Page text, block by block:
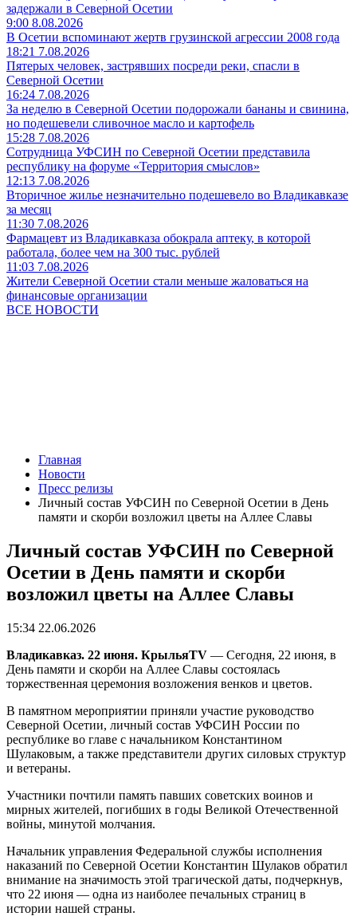
задержали в Северной Осетии
9:00 8.08.2026
В Осетии вспоминают жертв грузинской агрессии 2008 года
18:21 7.08.2026
Пятерых человек, застрявших посреди реки, спасли в
Северной Осетии
16:24 7.08.2026
За неделю в Северной Осетии подорожали бананы и свинина,
но подешевели сливочное масло и картофель
15:28 7.08.2026
Сотрудница УФСИН по Северной Осетии представила
республику на форуме «Территория смыслов»
12:13 7.08.2026
Вторичное жилье незначительно подешевело во Владикавказе
за месяц
11:30 7.08.2026
Фармацевт из Владикавказа обокрала аптеку, в которой
работала, более чем на 300 тыс. рублей
11:03 7.08.2026
Жители Северной Осетии стали меньше жаловаться на
финансовые организации
ВСЕ НОВОСТИ
Главная
Новости
Пресс релизы
Личный состав УФСИН по Северной Осетии в День
памяти и скорби возложил цветы на Аллее Славы
Личный состав УФСИН по Северной
Осетии в День памяти и скорби
возложил цветы на Аллее Славы
15:34 22.06.2026
Владикавказ. 22 июня. КрыльяTV — Сегодня, 22 июня, в
День памяти и скорби на Аллее Славы состоялась
торжественная церемония возложения венков и цветов.
В памятном мероприятии приняли участие руководство
Северной Осетии, личный состав УФСИН России по
республике во главе с начальником Константином
Шулаковым, а также представители других силовых структур
и ветераны.
Участники почтили память павших советских воинов и
мирных жителей, погибших в годы Великой Отечественной
войны, минутой молчания.
Начальник управления Федеральной службы исполнения
наказаний по Северной Осетии Константин Шулаков обратил
внимание на значимость этой трагической даты, подчеркнув,
что 22 июня — одна из наиболее печальных страниц в
истории нашей страны.